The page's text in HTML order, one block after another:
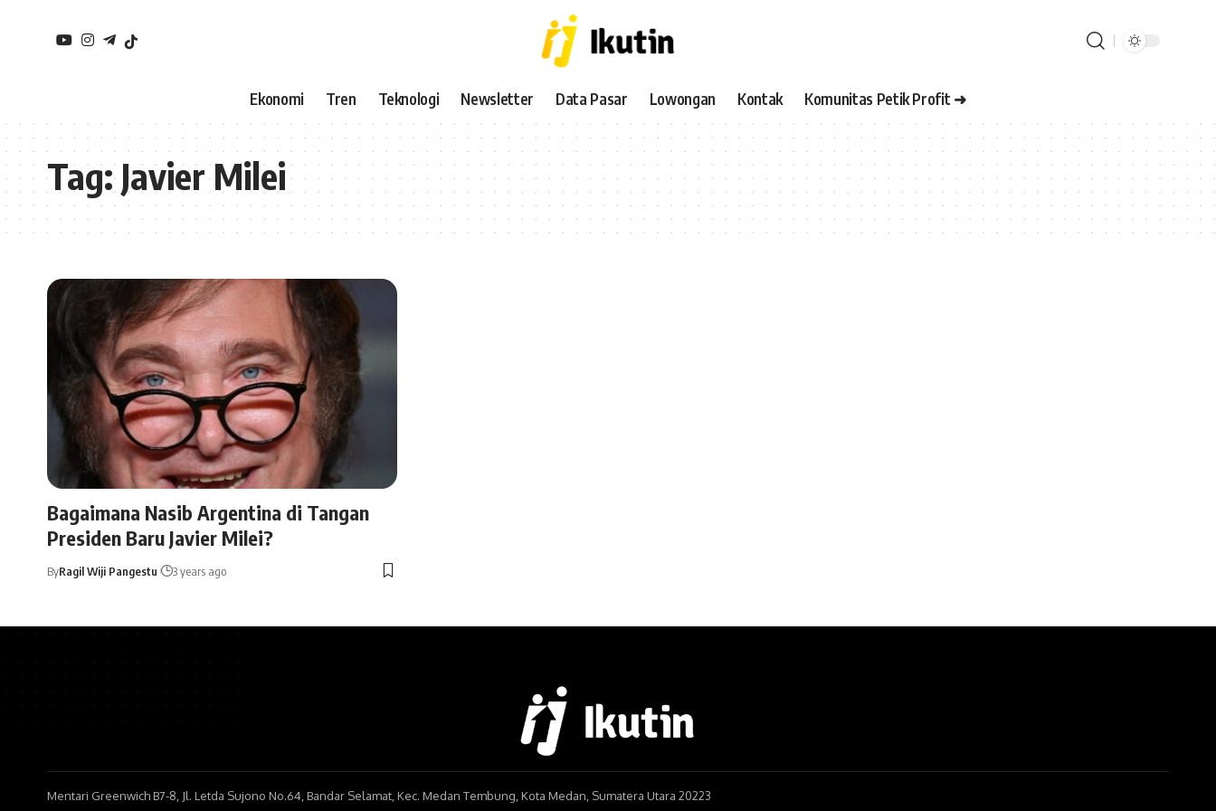
Ekonomi Tren Teknologi Newsletter Data Pasar Lowongan Kontak Komunitas Petik Profit ➜
Tag:Javier Milei
Bagaimana Nasib Argentina di Tangan
Presiden Baru Javier Milei?
ByRagil Wiji Pangestu 3 years ago
Mentari Greenwich B7-8, Jl. Letda Sujono No.64, Bandar Selamat, Kec. Medan Tembung, Kota Medan, Sumatera Utara 20223